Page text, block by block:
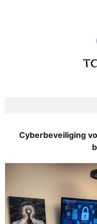
Cyberbeveiliging